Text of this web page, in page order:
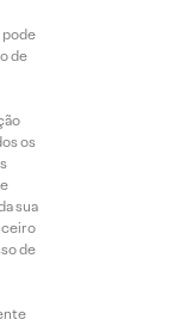
pode
de
os
sua
de